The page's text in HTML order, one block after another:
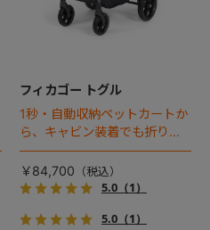
フィカゴー トグル
1秒・自動収納ペットカートか
ら、キャビン装着でも折りた
ためるモデルが登場！
￥84,700
5.0（1）
5.0（1）